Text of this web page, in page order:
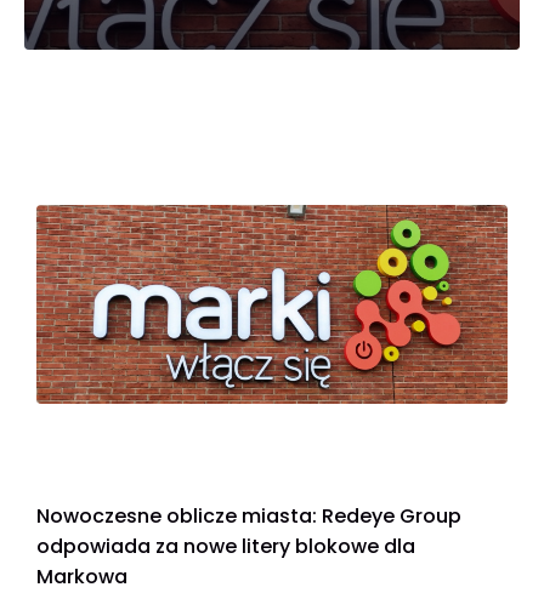
Nowoczesne oblicze miasta: Redeye Group
odpowiada za nowe litery blokowe dla
Markowa